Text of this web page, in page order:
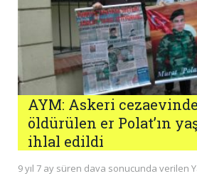
AYM: Askeri
öldürülen er Polat’ın
ihlal edildi
9 yıl 7 ay süren dava sonucunda verilen